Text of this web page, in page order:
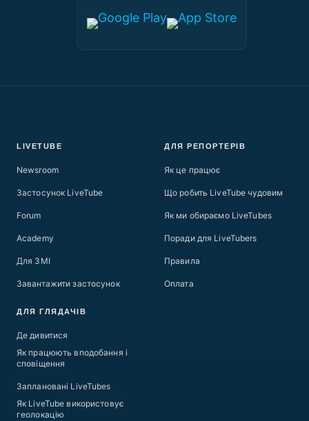
LIVETUBE
Newsroom
Застосунок LiveTube
Forum
Academy
Для ЗМІ
Завантажити застосунок
ДЛЯ ГЛЯДАЧІВ
Де дивитися
Як працюють вподобання і
сповіщення
Заплановані LiveTubes
Як LiveTube використовує
геолокацію
ДЛЯ РЕПОРТЕРІВ
Як це працює
Що робить LiveTube чудовим
Як ми обираємо LiveTubes
Поради для LiveTubers
Правила
Оплата